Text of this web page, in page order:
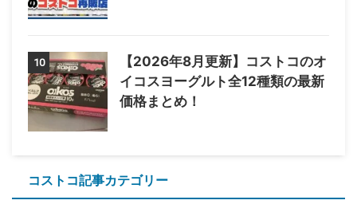
10
【2026年8月更新】コストコのオ
イコスヨーグルト全12種類の最新
価格まとめ！
コストコ記事カテゴリー